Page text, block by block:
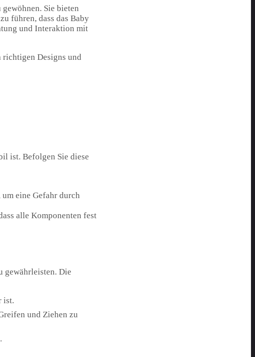
Sie bieten
führen, dass das Baby
und Interaktion mit
Designs und
ist. Befolgen Sie diese
eine Gefahr durch
alle Komponenten fest
gewährleisten. Die
ist.
und Ziehen zu